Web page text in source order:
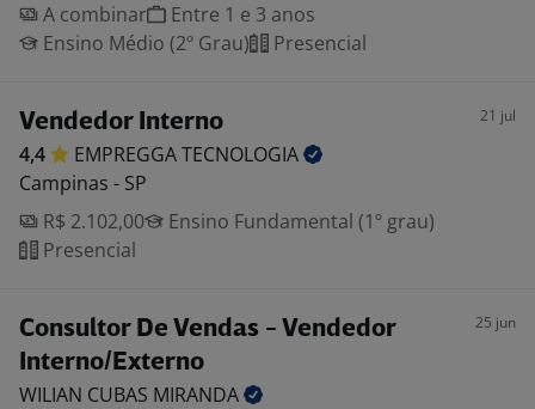
A combinar
Entre 1 e 3 anos
Ensino Médio (2º Grau)
Presencial
Vendedor Interno 21 jul
4,4 EMPREGGATECNOLOGIA
Campinas - SP
R$ 2.102,00
Ensino Fundamental (1º grau)
Presencial
Consultor De Vendas - Vendedor
Interno/Externo
25 jun
WILIAN CUBAS MIRANDA